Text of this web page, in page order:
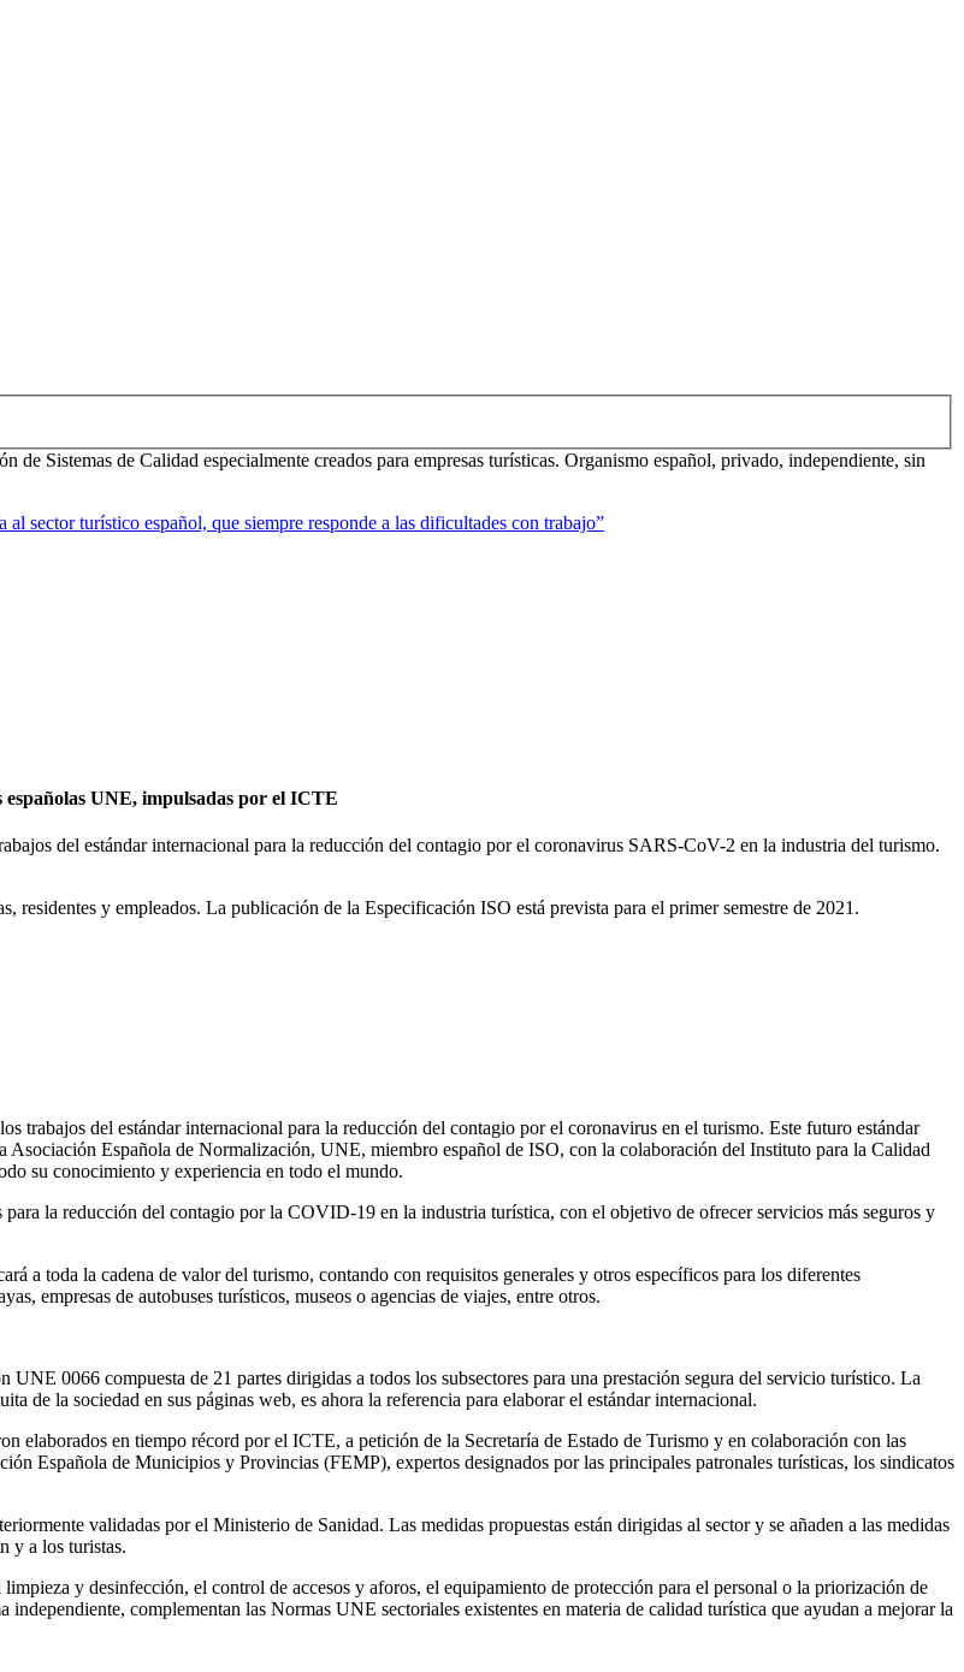
de Sistemas de Calidad especialmente creados para empresas turísticas. Organismo español, privado, independiente, sin
sector turístico español, que siempre responde a las dificultades con trabajo”
españolas UNE, impulsadas por el ICTE
del estándar internacional para la reducción del contagio por el coronavirus SARS-CoV-2 en la industria del turismo.
residentes y empleados. La publicación de la Especificación ISO está prevista para el primer semestre de 2021.
del estándar internacional para la reducción del contagio por el coronavirus en el turismo. Este futuro estándar
Española de Normalización, UNE, miembro español de ISO, con la colaboración del Instituto para la Calidad
su conocimiento y experiencia en todo el mundo.
la reducción del contagio por la COVID-19 en la industria turística, con el objetivo de ofrecer servicios más seguros y
a toda la cadena de valor del turismo, contando con requisitos generales y otros específicos para los diferentes
empresas de autobuses turísticos, museos o agencias de viajes, entre otros.
0066 compuesta de 21 partes dirigidas a todos los subsectores para una prestación segura del servicio turístico. La
la sociedad en sus páginas web, es ahora la referencia para elaborar el estándar internacional.
elaborados en tiempo récord por el ICTE, a petición de la Secretaría de Estado de Turismo y en colaboración con las
Española de Municipios y Provincias (FEMP), expertos designados por las principales patronales turísticas, los sindicatos
validadas por el Ministerio de Sanidad. Las medidas propuestas están dirigidas al sector y se añaden a las medidas
y a los turistas.
y desinfección, el control de accesos y aforos, el equipamiento de protección para el personal o la priorización de
complementan las Normas UNE sectoriales existentes en materia de calidad turística que ayudan a mejorar la